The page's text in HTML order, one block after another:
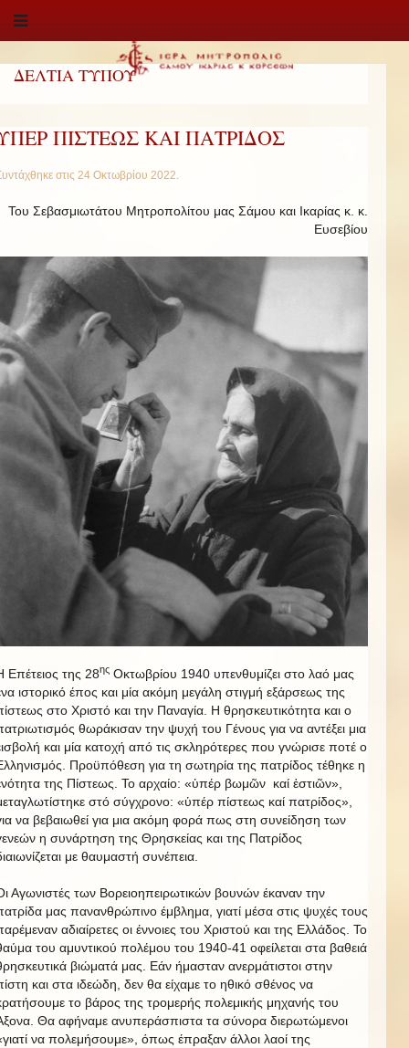
ΔΕΛΤΙΑ ΤΥΠΟΥ
ΠΙΣΤΕΩΣ ΚΑΙ ΠΑΤΡΙΔΟΣ
στις 24 Οκτωβρίου 2022.
Του Σεβασμιωτάτου Μητροπολίτου μας Σάμου και Ικαρίας κ. κ.
Ευσεβίου
Επέτειος της 28ης Οκτωβρίου 1940 υπενθυμίζει στο λαό μας
ιστορικό έπος και μία ακόμη μεγάλη στιγμή εξάρσεως της
στο Χριστό και την Παναγία. Η θρησκευτικότητα και ο
θωράκισαν την ψυχή του Γένους για να αντέξει μια
και μία κατοχή από τις σκληρότερες που γνώρισε ποτέ ο
Προϋπόθεση για τη σωτηρία της πατρίδος τέθηκε η
της Πίστεως. Το αρχαίο: «ὑπέρ βωμῶν καί ἑστιῶν»,
στό σύγχρονο: «ὑπέρ πίστεως καί πατρίδος»,
να βεβαιωθεί για μια ακόμη φορά πως στη συνείδηση των
η συνάρτηση της Θρησκείας και της Πατρίδος
με θαυμαστή συνέπεια.
Αγωνιστές των Βορειοηπειρωτικών βουνών έκαναν την
μας πανανθρώπινο έμβλημα, γιατί μέσα στις ψυχές τους
αδιαίρετες οι έννοιες του Χριστού και της Ελλάδος. Το
του αμυντικού πολέμου του 1940-41 οφείλεται στα βαθειά
βιώματά μας. Εάν ήμασταν ανερμάτιστοι στην
και στα ιδεώδη, δεν θα είχαμε το ηθικό σθένος να
το βάρος της τρομερής πολεμικής μηχανής του
Θα αφήναμε ανυπεράσπιστα τα σύνορα διερωτώμενοι
να πολεμήσουμε», όπως έπραξαν άλλοι λαοί της